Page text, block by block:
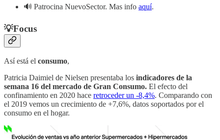
🔊 Patrocina NuevoSector. Mas info aquí.
💡Focus
Así está el consumo,
Patricia Daimiel de Nielsen presentaba los indicadores de la
semana 16 del mercado de Gran Consumo. El efecto del
confinamiento en 2020 hace retroceder un -8,4%. Comparando con
el 2019 vemos un crecimiento de +7,6%, datos soportados por el
consumo en el hogar.